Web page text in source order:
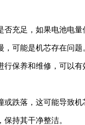
充足，如果电池电量
可能是机芯存在问
保养和维修，可以有
跌落，这可能导致机
持其干净整洁。